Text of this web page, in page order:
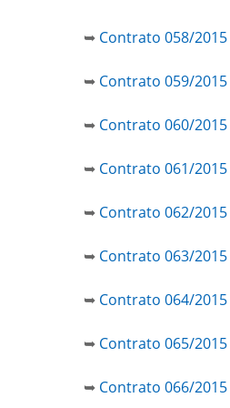
➥ Contrato 058/2015
➥ Contrato 059/2015
➥ Contrato 060/2015
➥ Contrato 061/2015
➥ Contrato 062/2015
➥ Contrato 063/2015
➥ Contrato 064/2015
➥ Contrato 065/2015
➥ Contrato 066/2015